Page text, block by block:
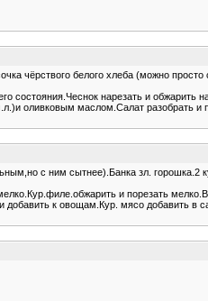
чёрствого белого хлеба (можно просто
состояния.Чеснок нарезать и обжарить
оливковым маслом.Салат разобрать
с ним сытнее).Банка зл. горошка.2
и порезать
к овощам.Кур. мясо добавить в